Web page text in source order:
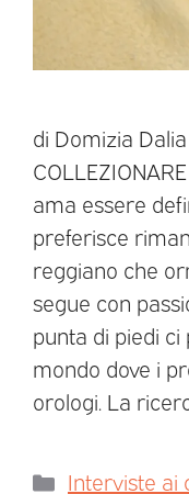
di Domizia
ama essere
preferisce
reggiano che
segue con
punta di piedi
mondo dove i
orologi. La
Interviste ai